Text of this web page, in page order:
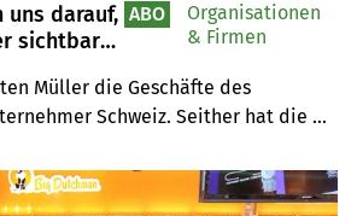
uns darauf,
sichtbarer
Müller die Geschäfte des
Schweiz. Seither hat die
haben Müller zum Interview
ABO
Organisationen
& Firmen